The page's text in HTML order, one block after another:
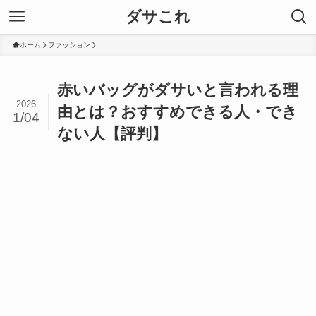
ダサこれ
ホーム ファッション
赤いバッグがダサいと言われる理
由とは？おすすめできる人・でき
ない人【評判】
2026
1/04